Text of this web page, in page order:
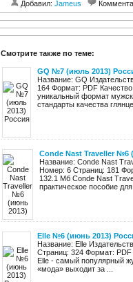
Добавил: Jameus
Смотрите также по теме:
GQ №7 (июль 2013)
Название: GQ
164 Формат: PDF
уникальный формат
стандарты качества
Conde Nast Traveller №6
Название: Conde Nast
Номер: 6 Страниц: 181
132.1 Мб Conde Nast
практическое пособие
Elle №6 (июнь 2013)
Название: Elle
Страниц: 324 Формат:
Elle - самый популярный
«мода» выходит за ...